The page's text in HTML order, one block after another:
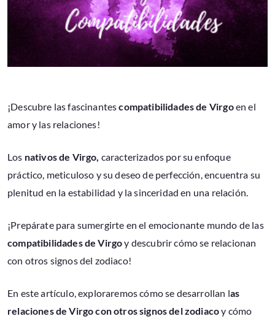
¡Descubre las fascinantescompatibilidades de Virgoen el
amor y las relaciones!
Los nativos de Virgo, caracterizados por su enfoque
práctico, meticuloso y su deseo de perfección, encuentra su
plenitud en la estabilidad y la sinceridad en una relación.
¡Prepárate para sumergirte en el emocionante mundo de las
compatibilidades de Virgoy descubrir cómo se relacionan
con otros signos del zodiaco!
En este artículo, exploraremos cómo se desarrollan las
relaciones de Virgo con otros signos del zodiacoy cómo